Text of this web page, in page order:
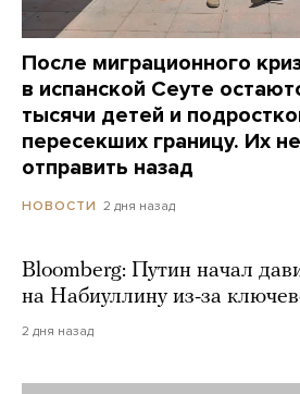
После миграционного
в испанской Сеуте
тысячи детей и
пересекших границу. Их
отправить назад
НОВОСТИ 2 дня назад
Bloomberg: Путин начал
на Набиуллину из-за
2 дня назад